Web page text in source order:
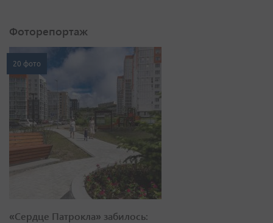
Фоторепортаж
20 фото
«Сердце Патрокла» забилось: